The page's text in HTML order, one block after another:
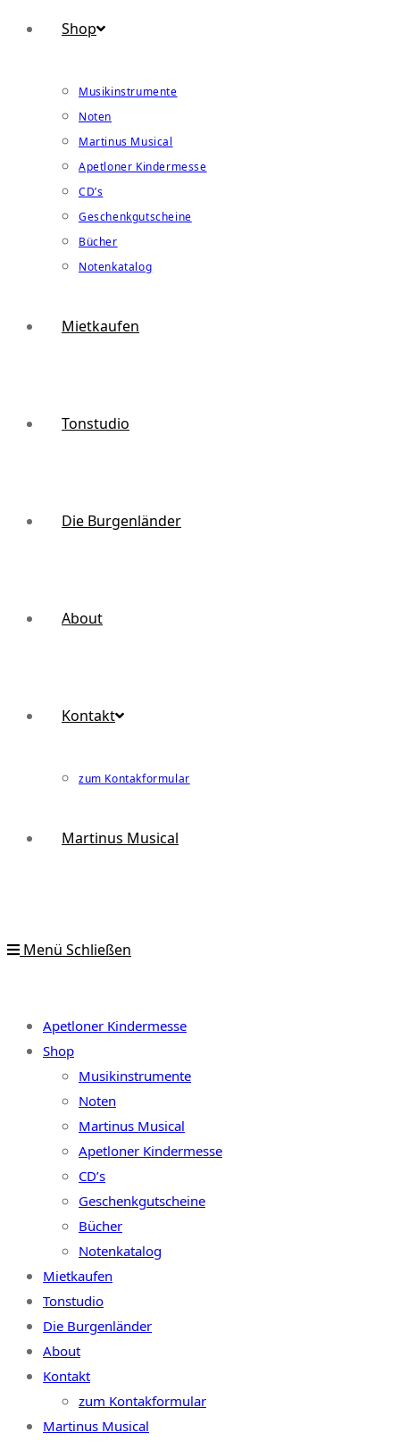
Shop
Musikinstrumente
Noten
Martinus Musical
Apetloner Kindermesse
CD’s
Geschenkgutscheine
Bücher
Notenkatalog
Mietkaufen
Tonstudio
Die Burgenländer
About
Kontakt
zum Kontakformular
Martinus Musical
Menü Schließen
Apetloner Kindermesse
Shop
Musikinstrumente
Noten
Martinus Musical
Apetloner Kindermesse
CD’s
Geschenkgutscheine
Bücher
Notenkatalog
Mietkaufen
Tonstudio
Die Burgenländer
About
Kontakt
zum Kontakformular
Martinus Musical